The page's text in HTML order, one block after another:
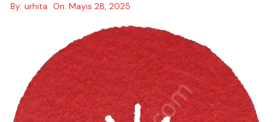
By: urhita On:Mayıs 28, 2025